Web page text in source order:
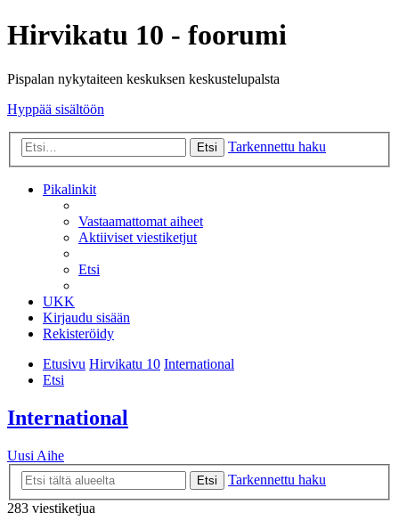
Hirvikatu 10 - foorumi
Pispalan nykytaiteen keskuksen keskustelupalsta
Hyppää sisältöön
Etsi Tarkennettu haku
Pikalinkit
Vastaamattomat aiheet
Aktiiviset viestiketjut
Etsi
UKK
Kirjaudu sisään
Rekisteröidy
Etusivu Hirvikatu 10 International
Etsi
International
Uusi Aihe
Etsi
Tarkennettu haku
283 viestiketjua